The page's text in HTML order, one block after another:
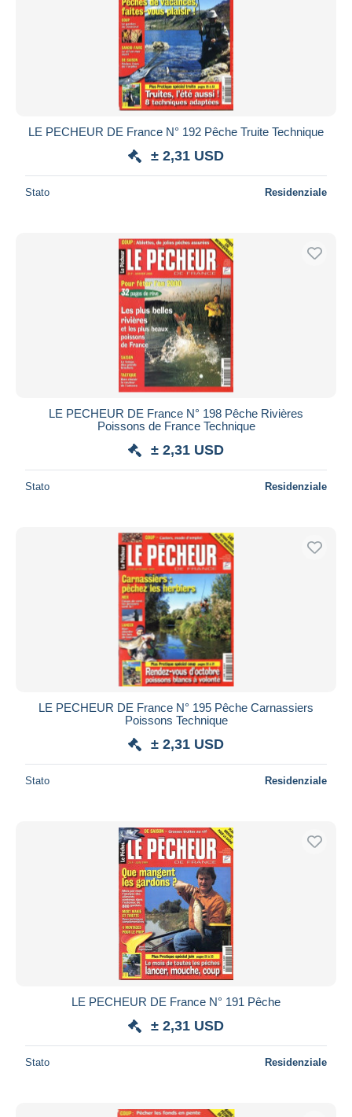
LE PECHEUR DE France N° 192 Pêche Truite Technique
± 2,31 USD
Stato Residenziale
LE PECHEUR DE France N° 198 Pêche Rivières
Poissons de France Technique
± 2,31 USD
Stato Residenziale
LE PECHEUR DE France N° 195 Pêche Carnassiers
Poissons Technique
± 2,31 USD
Stato Residenziale
LE PECHEUR DE France N° 191 Pêche
± 2,31 USD
Stato Residenziale